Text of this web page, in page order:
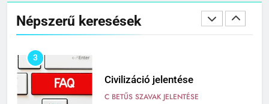
Népszerű keresésekC BETŰS SZAVAK JELENTÉSE
3
Civilizáció jelentése
C BETŰS SZAVAK JELENTÉSE